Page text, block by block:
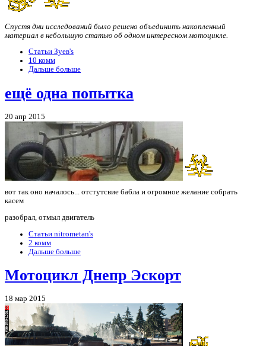
Спустя дни исследований было решено объединить накопленный
материал в небольшую статью об одном интересном мотоцикле.
Статьи Зуев's
10 комм
Дальше больше
ещё одна попытка
20 апр 2015
вот так оно началось... отстутсвие бабла и огромное желание собрать
касем
разобрал, отмыл двигатель
Статьи nitrometan's
2 комм
Дальше больше
Мотоцикл Днепр Эскорт
18 мар 2015